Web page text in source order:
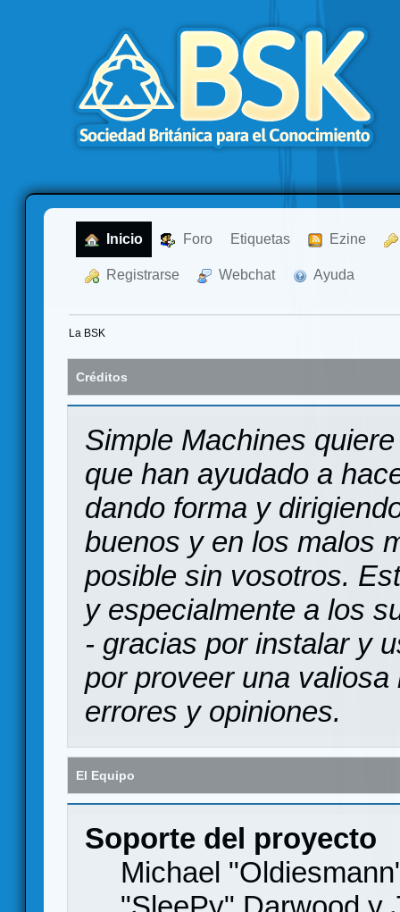
Inicio Foro Etiquetas Ezine
Registrarse Webchat Ayuda
La BSK
Créditos
Simple Machines
que han ayudado a
dando forma y
buenos y en los malos
posible sin vosotros.
y especialmente a los
- gracias por instalar y
por proveer una
errores y opiniones.
El Equipo
Soporte del proyecto
Michael